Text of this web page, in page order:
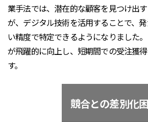
業手法では、潜在的な顧客を見つけ出
が、デジタル技術を活用することで、
い精度で特定できるようになりました
が飛躍的に向上し、短期間での受注獲
す。
競合との差別化